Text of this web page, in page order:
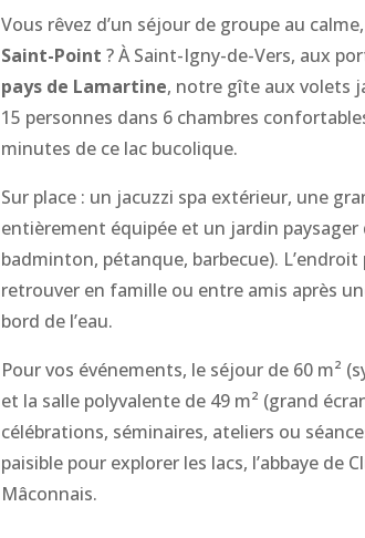
Vous rêvez d’un séjour de groupe au
Saint-Point ? À Saint-Igny-de-Vers, aux
pays de Lamartine, notre gîte aux volets
15 personnes dans 6 chambres
minutes de ce lac bucolique.
Sur place : un jacuzzi spa extérieur, une
entièrement équipée et un jardin paysager
badminton, pétanque, barbecue).
retrouver en famille ou entre amis après
bord de l’eau.
Pour vos événements, le séjour de 60 m²
et la salle polyvalente de 49 m² (grand
célébrations, séminaires, ateliers ou
paisible pour explorer les lacs, l’abbaye de
Mâconnais.